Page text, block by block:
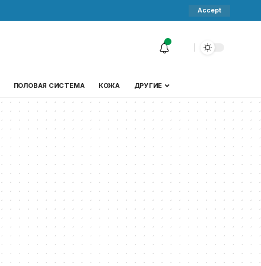
Accept
ПОЛОВАЯ СИСТЕМА КОЖА ДРУГИЕ